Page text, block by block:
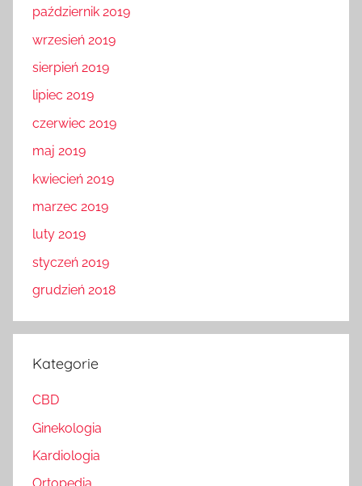
październik 2019
wrzesień 2019
sierpień 2019
lipiec 2019
czerwiec 2019
maj 2019
kwiecień 2019
marzec 2019
luty 2019
styczeń 2019
grudzień 2018
Kategorie
CBD
Ginekologia
Kardiologia